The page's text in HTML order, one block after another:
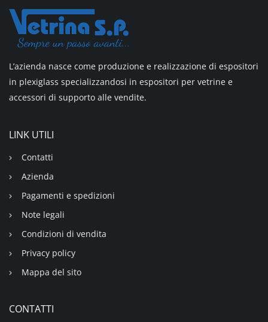
L’azienda nasce come produzione e realizzazione di espositori
in plexiglass specializzandosi in espositori per vetrine e
accessori di supporto alle vendite.
LINK UTILI
Contatti
Azienda
Pagamenti e spedizioni
Note legali
Condizioni di vendita
Privacy policy
Mappa del sito
CONTATTI